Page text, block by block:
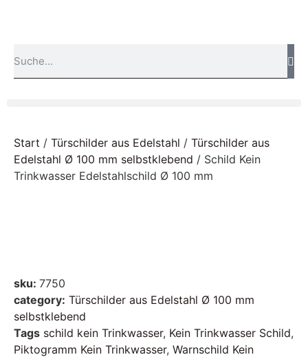
Start / Türschilder aus Edelstahl / Türschilder aus
Edelstahl Ø 100 mm selbstklebend / Schild Kein
Trinkwasser Edelstahlschild Ø 100 mm
sku: 7750
category: Türschilder aus Edelstahl Ø 100 mm
selbstklebend
Tags schild kein Trinkwasser, Kein Trinkwasser Schild,
Piktogramm Kein Trinkwasser, Warnschild Kein